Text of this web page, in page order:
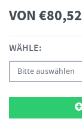
VON €80,52
WÄHLE:
Bitte auswählen